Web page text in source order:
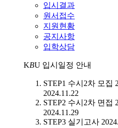
입시결과
원서접수
지원현황
공지사항
입학상담
KBU 입시일정 안내
STEP1 수시2차 모집
2024.11.22
STEP2 수시2차 면접
2024.11.29
STEP3 실기고사